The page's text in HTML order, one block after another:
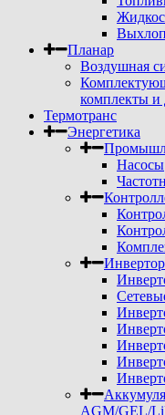
Планар
Воздушная
комплекты и
Термотранс
Энергетика
Насосы
AGM/GEL/